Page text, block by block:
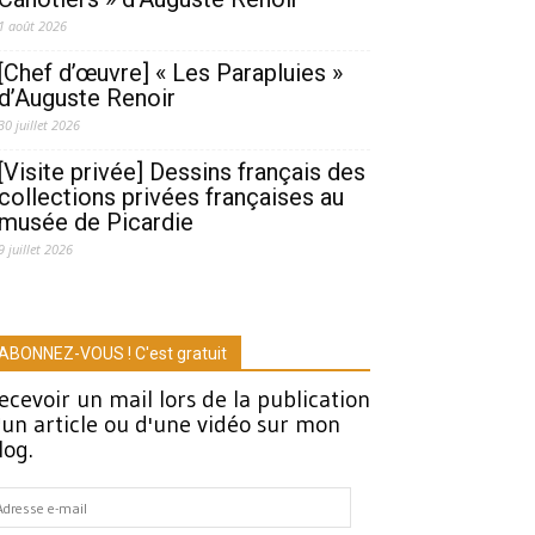
1 août 2026
[Chef d’œuvre] « Les Parapluies »
d’Auguste Renoir
juillet 2026
[Visite privée] Dessins français des
collections privées françaises au
musée de Picardie
juillet 2026
VOUS ! C'est gratuit
un mail lors de la publication
article ou d'une vidéo sur mon